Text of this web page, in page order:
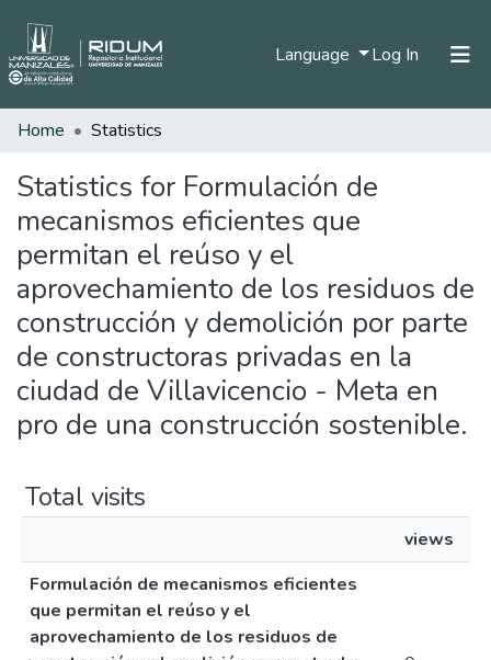
Language Log In (current)
Communities & Collections
All of DSpace
Home Statistics
Statistics for Formulación de
mecanismos eficientes que
permitan el reúso y el
aprovechamiento de los residuos de
construcción y demolición por parte
de constructoras privadas en la
ciudad de Villavicencio - Meta en
pro de una construcción sostenible.
Total visits
views
Formulación de mecanismos eficientes
que permitan el reúso y el
aprovechamiento de los residuos de